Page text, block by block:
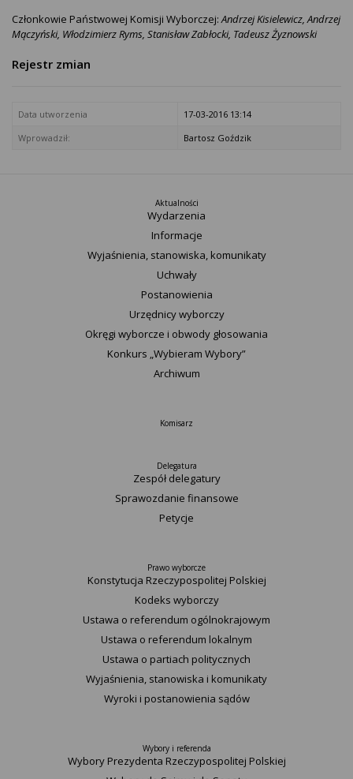
Członkowie Państwowej Komisji Wyborczej:Andrzej Kisielewicz, Andrzej
Mączyński, Włodzimierz Ryms, Stanisław Zabłocki, Tadeusz Żyznowski
Rejestr zmian
Data utworzenia
17-03-2016 13:14
Wprowadził:
Bartosz Goździk
Aktualności
Wydarzenia
Informacje
Wyjaśnienia, stanowiska, komunikaty
Uchwały
Postanowienia
Urzędnicy wyborczy
Okręgi wyborcze i obwody głosowania
Konkurs „Wybieram Wybory”
Archiwum
Komisarz
Delegatura
Zespół delegatury
Sprawozdanie finansowe
Petycje
Prawo wyborcze
Konstytucja Rzeczypospolitej Polskiej​
Kodeks wyborczy
Ustawa o referendum ogólnokrajowym
Ustawa o referendum lokalnym
Ustawa o partiach politycznych
Wyjaśnienia, stanowiska i komunikaty
Wyroki i postanowienia sądów
Wybory i referenda
Wybory Prezydenta Rzeczypospolitej Polskiej